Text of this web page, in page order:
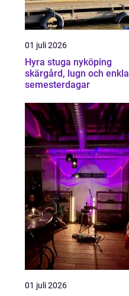
01 juli 2026
Hyra stuga nyköping
skärgård, lugn och enkla
semesterdagar
01 juli 2026